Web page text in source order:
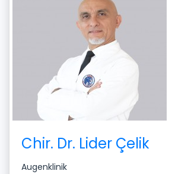
Chir. Dr. Lider Çelik
Augenklinik